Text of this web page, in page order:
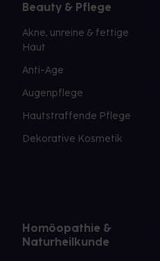
Beauty & Pflege
Akne, unreine & fettige
Haut
Anti-Age
Augenpflege
Hautstraffende Pflege
Dekorative Kosmetik
Homöopathie &
Naturheilkunde